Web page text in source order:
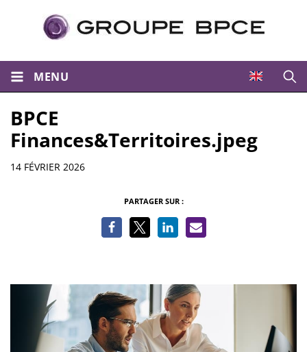
MENU
BPCE
Finances&Territoires.jpeg
Informations
14 FÉVRIER 2026
PARTAGER SUR :